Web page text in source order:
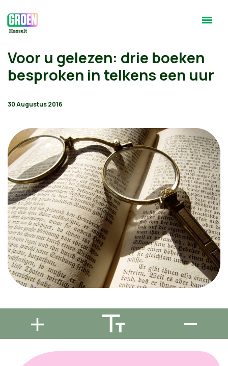
Voor u gelezen: drie boeken
besproken in telkens een uur
30 Augustus 2016